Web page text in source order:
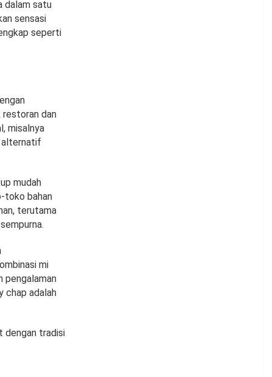
dalam satu
sensasi
seperti
restoran dan
misalnya
alternatif
mudah
toko bahan
terutama
mi
pengalaman
chap adalah
dengan tradisi